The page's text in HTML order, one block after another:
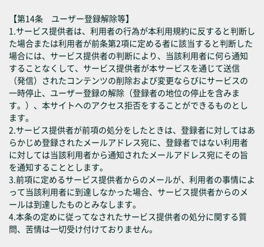
【第14条 ユーザー登録解除等】
1.サービス提供者は、利用者の行為が本利用規約に反すると判断し
た場合または利用者が前条第2項に定める者に該当すると判断した
場合には、サービス提供者の判断により、当該利用者に何ら通知
することなくして、サービス提供者が本サービスを通じて送信
（発信）されたコンテンツの削除および変更ならびにサービスの
一時停止、ユーザー登録の解除（登録者の地位の停止を含みま
す。）、本サイトへのアクセス拒否をすることができるものとし
ます。
2.サービス提供者が前項の処分をしたときは、登録者に対してはあ
らかじめ登録されたメールアドレス宛に、登録者ではない利用者
に対しては当該利用者から通知されたメールアドレス宛にその旨
を通知することとします。
3.前項に定めるサービス提供者からのメールが、利用者の事情によ
って当該利用者に到達しなかった場合、サービス提供者からのメ
ールは到達したものとみなします。
4.本条の定めに従ってなされたサービス提供者の処分に関する質
問、苦情は一切受け付けておりません。